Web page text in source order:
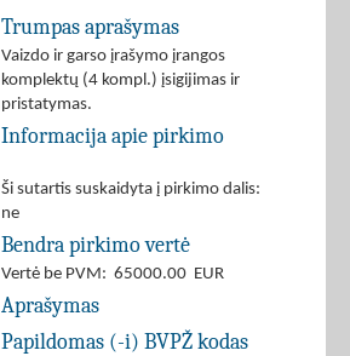
Trumpas aprašymas
Vaizdo ir garso įrašymo įrangos
komplektų (4 kompl.) įsigijimas ir
pristatymas.
Informacija apie pirkimo
Ši sutartis suskaidyta į pirkimo dalis:
ne
Bendra pirkimo vertė
Vertė be PVM: 65000.00 EUR
Aprašymas
Papildomas (-i) BVPŽ kodas